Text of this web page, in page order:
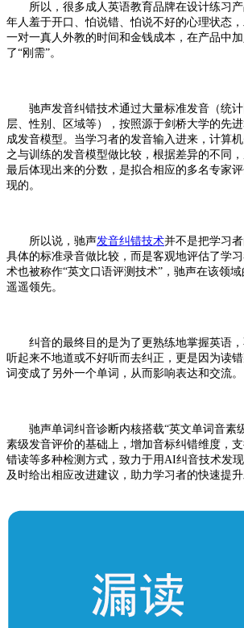
所以，很多成人英语教育品牌在设计练习
年人羞于开口、怕说错、怕说不好的心理状态
一对一真人外教的时间和金钱成本，在产品中
了“刚需”。
驰声发音纠错技术通过大量标准发音（统
层、性别、区域等），按照源于剑桥大学的先
成发音模型。当学习者的发音输入进来，计算
之与训练的发音模型做比较，根据差异的不同，
最后体现出来的分数，是拟合相应的多名专家
现的。
所以说，驰声发音纠错技术并不是把学习
具体的标准录音做比较，而是客观地评估了学
术也被称作“英文口语评测技术”，驰声在该领
遥遥领先。
纠音的最终目的是为了更熟练地掌握英语 ，
听起来不地道或不好听而去纠正，更是因为读
词变成了另外一个单词，从而影响表达和交流。
驰声单词纠音诊断内核搭载“英文单词音素
素级发音评价的基础上，增加音标纠错维度，支
错读等多种检测方式，致力于用AI纠音技术发
及时给出相应改进建议，助力学习者的快速提升